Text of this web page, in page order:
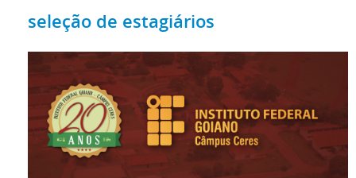
seleção de estagiários